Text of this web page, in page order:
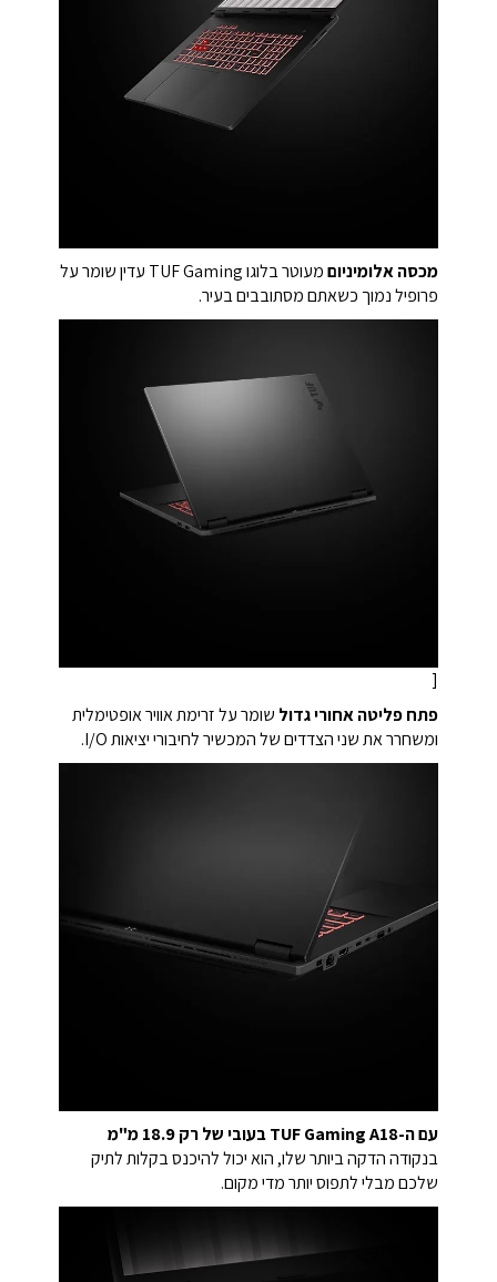
מכסה אלומיניום
מעוטר בלוגו TUF Gaming עדין שומר על
פרופיל נמוך כשאתם מסתובבים בעיר.
[
פתח פליטה אחורי גדול שומר על זרימת אוויר אופטימלית
ומשחרר את שני הצדדים של המכשיר לחיבורי יציאות I/O.
עם ה-TUF Gaming A18 בעובי של רק 18.9 מ"מ
בנקודה הדקה ביותר שלו, הוא יכול להיכנס בקלות לתיק
שלכם מבלי לתפוס יותר מדי מקום.